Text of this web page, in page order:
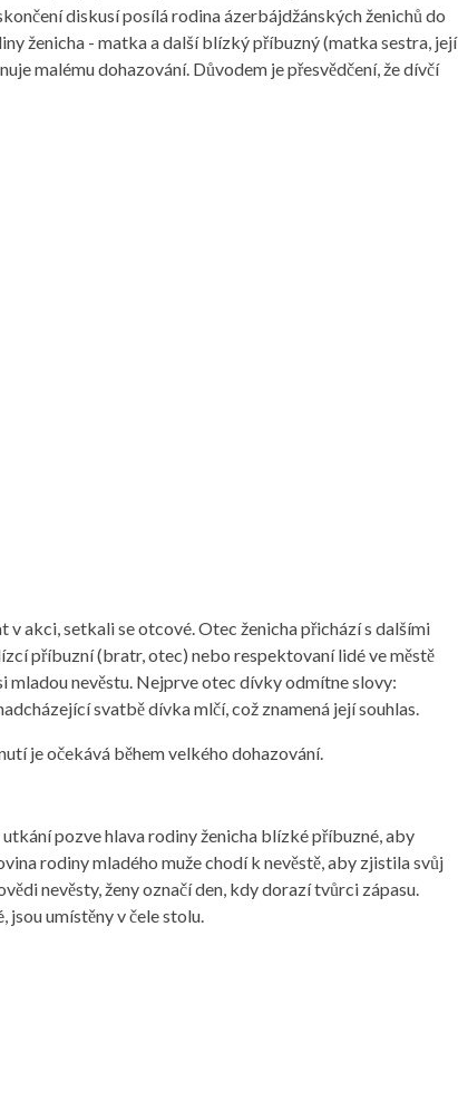
diskusí posílá rodina ázerbájdžánských ženichů do
ženicha - matka a další blízký příbuzný (matka sestra, její
malému dohazování. Důvodem je přesvědčení, že dívčí
akci, setkali se otcové. Otec ženicha přichází s dalšími
příbuzní (bratr, otec) nebo respektovaní lidé ve městě
mladou nevěstu. Nejprve otec dívky odmítne slovy:
svatbě dívka mlčí, což znamená její souhlas.
je očekává během velkého dohazování.
pozve hlava rodiny ženicha blízké příbuzné, aby
rodiny mladého muže chodí k nevěstě, aby zjistila svůj
nevěsty, ženy označí den, kdy dorazí tvůrci zápasu.
jsou umístěny v čele stolu.